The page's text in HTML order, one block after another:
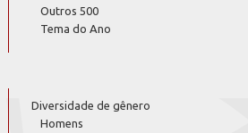
Outros 500
Tema do Ano
Diversidade de gênero
Homens